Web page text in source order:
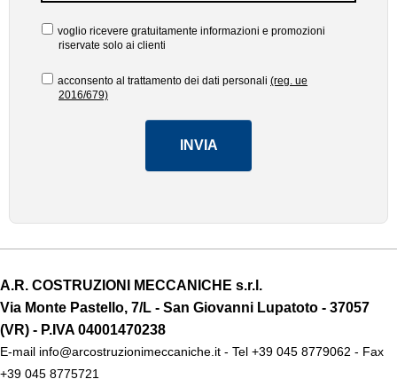
voglio ricevere gratuitamente informazioni e promozioni
riservate solo ai clienti
acconsento al trattamento dei dati personali (reg. ue
2016/679)
INVIA
A.R. COSTRUZIONI MECCANICHE s.r.l.
Via Monte Pastello, 7/L - San Giovanni Lupatoto - 37057
(VR) - P.IVA 04001470238
E-mail info@arcostruzionimeccaniche.it - Tel +39 045 8779062 - Fax
+39 045 8775721